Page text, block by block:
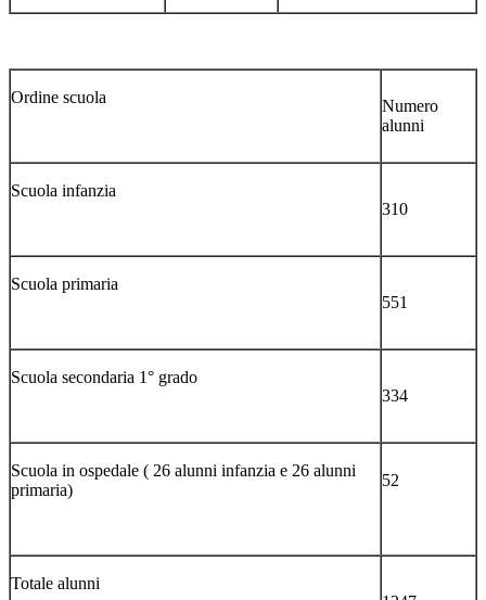
Ordine scuola
Numero
alunni
Scuola infanzia
310
Scuola primaria
551
Scuola secondaria 1° grado
334
Scuola in ospedale ( 26 alunni infanzia e 26 alunni
primaria)
52
Totale alunni